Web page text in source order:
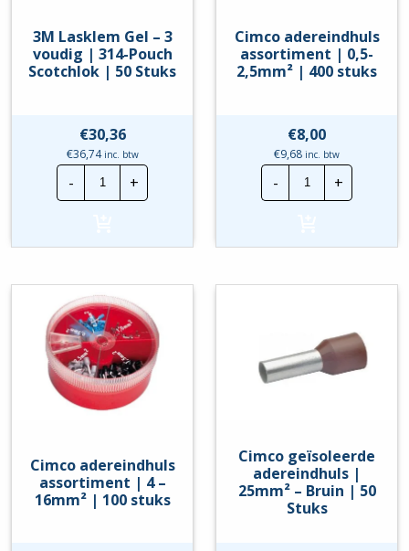
3M Lasklem Gel – 3
voudig | 314-Pouch
Scotchlok | 50 Stuks
€30,36
€36,74inc. btw
-
3M
Lasklem
Gel
voudig
Pouch
Scotchlok
|
50
Stuks
hoeveelheid
+
Cimco adereindhuls
assortiment | 0,5-
2,5mm² | 400 stuks
€8,00
€9,68 inc. btw
-
Cimco
adereindhuls
assortiment
2,5mm²
stuks
+
Cimco adereindhuls
assortiment | 4 –
16mm² | 100 stuks
Cimco geïsoleerde
adereindhuls |
25mm² – Bruin | 50
Stuks